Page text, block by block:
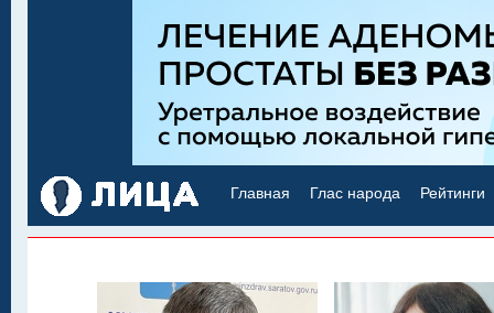
Главная Глас народа Рейтинги